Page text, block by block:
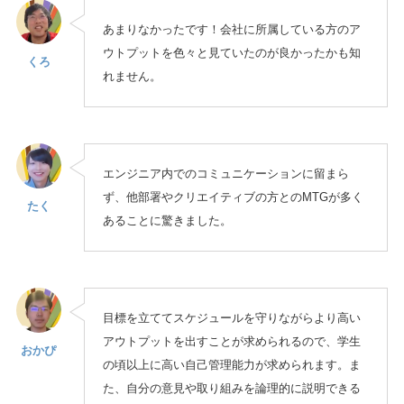
くろ
あまりなかったです！会社に所属している方のア
ウトプットを色々と見ていたのが良かったかも知
れません。
たく
エンジニア内でのコミュニケーションに留まら
ず、他部署やクリエイティブの方とのMTGが多く
あることに驚きました。
おかぴ
目標を立ててスケジュールを守りながらより高い
アウトプットを出すことが求められるので、学生
の頃以上に高い自己管理能力が求められます。ま
た、自分の意見や取り組みを論理的に説明できる